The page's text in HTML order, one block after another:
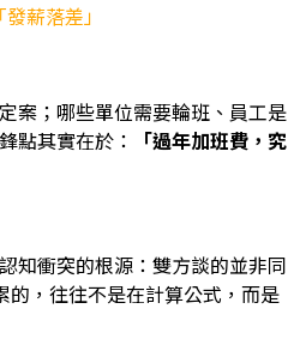
薪落差」
案；哪些單位需要輪班、員工是
點其實在於：
「過年加班費，究
知衝突的根源：雙方談的並非同
的，往往不是在計算公式，而是